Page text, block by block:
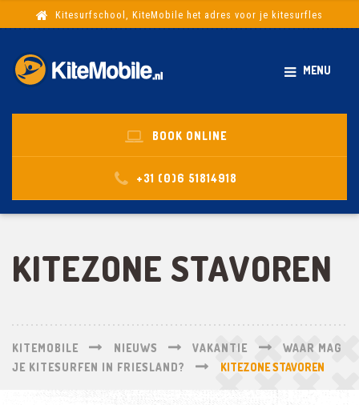
Kitesurfschool, KiteMobile het adres voor je kitesurfles
MENU
BOOK ONLINE
+31 (0)6 51814918
KITEZONE STAVOREN
KITEMOBILE NIEUWS VAKANTIE
WAAR MAG
JE KITESURFEN IN FRIESLAND?
KITEZONE STAVOREN